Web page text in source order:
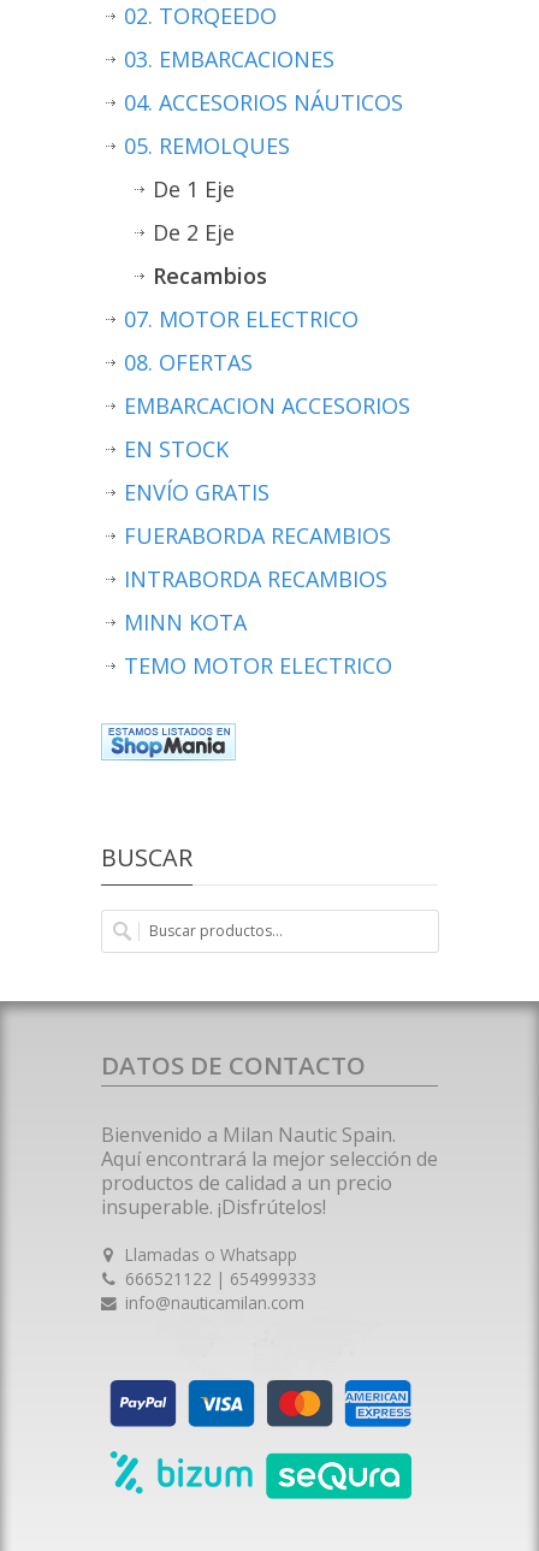
02. TORQEEDO
03. EMBARCACIONES
04. ACCESORIOS NÁUTICOS
05. REMOLQUES
De 1 Eje
De 2 Eje
Recambios
07. MOTOR ELECTRICO
08. OFERTAS
EMBARCACION ACCESORIOS
EN STOCK
ENVÍO GRATIS
FUERABORDA RECAMBIOS
INTRABORDA RECAMBIOS
MINN KOTA
TEMO MOTOR ELECTRICO
BUSCAR
DATOS DE CONTACTO
Bienvenido a Milan Nautic Spain.
Aquí encontrará la mejor selección de
productos de calidad a un precio
insuperable. ¡Disfrútelos!
Llamadas o Whatsapp
666521122 | 654999333
info@nauticamilan.com